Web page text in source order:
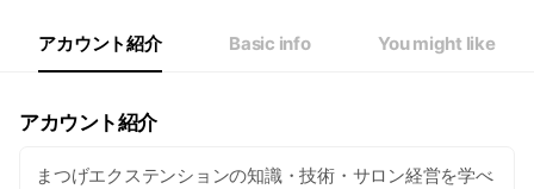
09:00 - 18:00
SatClosed
9:00～18:00
アカウント紹介 Basic info You might like
アカウント紹介
まつげエクステンションの知識・技術・サロン経営を学べ